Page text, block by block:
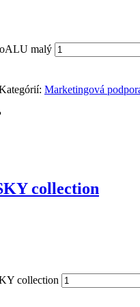
malý
Marketingová
collection
collection